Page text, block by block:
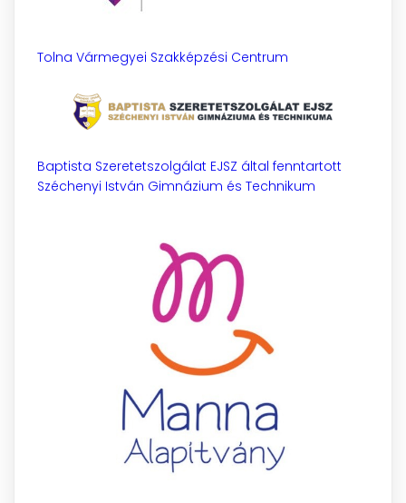
Tolna Vármegyei Szakképzési Centrum
Baptista Szeretetszolgálat EJSZ által fenntartott
Széchenyi István Gimnázium és Technikum